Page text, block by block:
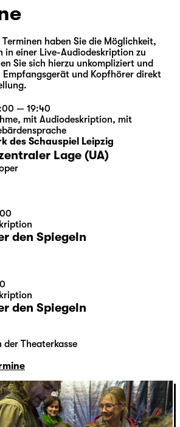
haben Sie die Möglichkeit,
in einer Live-Audiodeskription zu
Sie sich hierzu unkompliziert und
Empfangsgerät und Kopfhörer direkt
— 19:40
, mit Audiodeskription, mit
des Schauspiel Leipzig
Lage (UA)
den Spiegeln
den Spiegeln
der Theaterkasse